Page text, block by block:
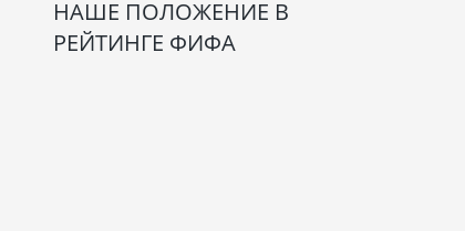
НАШЕ ПОЛОЖЕНИЕ В
РЕЙТИНГЕ ФИФА